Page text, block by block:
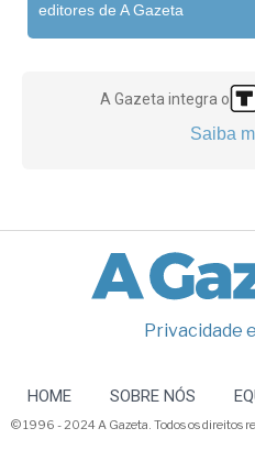
editores de A Gazeta
A Gazeta integra o
Saiba
Privacidade
HOME SOBRE NÓS
© 1996 - 2024 A Gazeta. Todos os direitos